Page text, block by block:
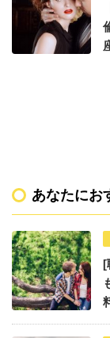
あなたにお
[